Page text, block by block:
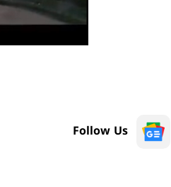
Follow Us